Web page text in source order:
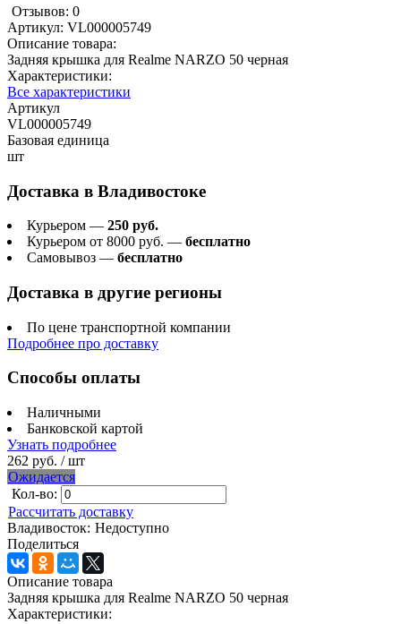
Отзывов: 0
Артикул: VL000005749
Описание товара:
Задняя крышка для Realme NARZO 50 черная
Характеристики:
Все характеристики
Артикул
VL000005749
Базовая единица
шт
Доставка в Владивостоке
Курьером — 250 руб.
Курьером от 8000 руб. — бесплатно
Самовывоз — бесплатно
Доставка в другие регионы
По цене транспортной компании
Подробнее про доставку
Способы оплаты
Наличными
Банковской картой
Узнать подробнее
262 руб. / шт
Ожидается
Кол-во:
Рассчитать доставку
Владивосток: Недоступно
Поделиться
Описание товара
Задняя крышка для Realme NARZO 50 черная
Характеристики: